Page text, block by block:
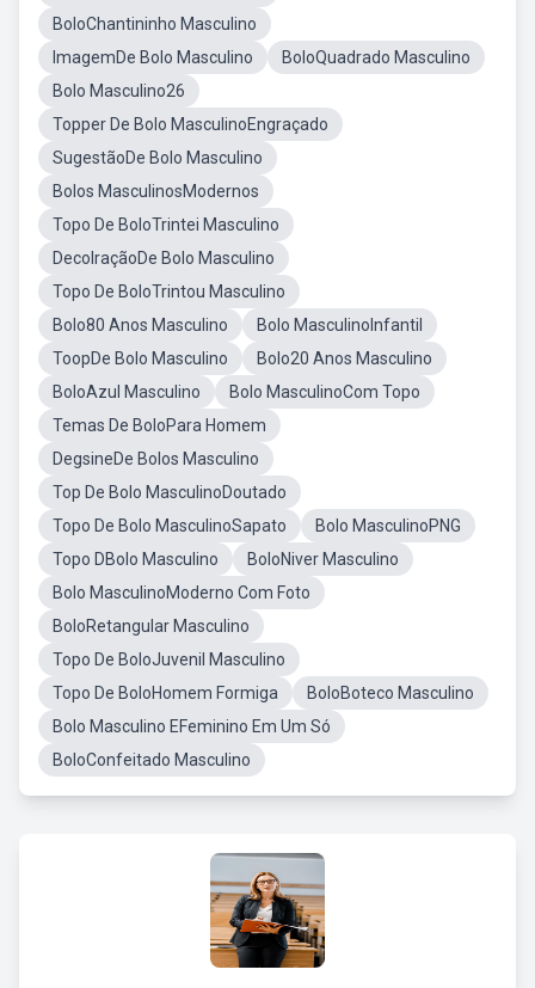
BoloChantininho Masculino
ImagemDe Bolo Masculino
BoloQuadrado Masculino
Bolo Masculino26
Topper De Bolo MasculinoEngraçado
SugestãoDe Bolo Masculino
Bolos MasculinosModernos
Topo De BoloTrintei Masculino
DecolraçãoDe Bolo Masculino
Topo De BoloTrintou Masculino
Bolo80 Anos Masculino
Bolo MasculinoInfantil
ToopDe Bolo Masculino
Bolo20 Anos Masculino
BoloAzul Masculino
Bolo MasculinoCom Topo
Temas De BoloPara Homem
DegsineDe Bolos Masculino
Top De Bolo MasculinoDoutado
Topo De Bolo MasculinoSapato
Bolo MasculinoPNG
Topo DBolo Masculino
BoloNiver Masculino
Bolo MasculinoModerno Com Foto
BoloRetangular Masculino
Topo De BoloJuvenil Masculino
Topo De BoloHomem Formiga
BoloBoteco Masculino
Bolo Masculino EFeminino Em Um Só
BoloConfeitado Masculino